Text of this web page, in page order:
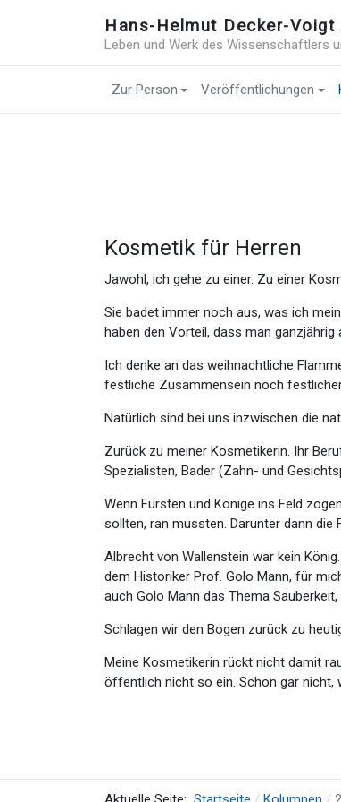
Hans-Helmut Decker-Voigt
Leben und Werk des Wissenschaftlers
Zur Person Veröffentlichungen
Kosmetik für Herren
Jawohl, ich gehe zu einer. Zu einer
Sie badet immer noch aus, was ich
haben den Vorteil, dass man
Ich denke an das weihnachtliche
festliche Zusammensein noch
Natürlich sind bei uns inzwischen die
Zurück zu meiner Kosmetikerin. Ihr
Spezialisten, Bader (Zahn- und
Wenn Fürsten und Könige ins Feld
sollten, ran mussten. Darunter dann die
Albrecht von Wallenstein war kein
dem Historiker Prof. Golo Mann, für
auch Golo Mann das Thema
Schlagen wir den Bogen zurück zu
Meine Kosmetikerin rückt nicht damit
öffentlich nicht so ein. Schon gar nicht,